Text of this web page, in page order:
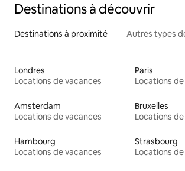
Destinations à découvrir
Destinations à proximité Autres types
Londres
Locations de vacances
Paris
Locations
Amsterdam
Locations de vacances
Bruxelles
Locations
Hambourg
Locations de vacances
Strasbourg
Locations